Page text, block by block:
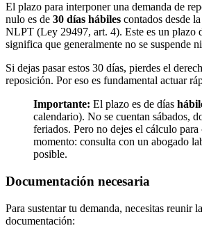
El plazo para interponer una demanda de
nulo es de 30 días hábiles contados desde
NLPT (Ley 29497, art. 4). Este es un plazo
significa que generalmente no se suspende
Si dejas pasar estos 30 días, pierdes el
reposición. Por eso es fundamental actuar
Importante: El plazo es de días
calendario). No se cuentan sábados,
feriados. Pero no dejes el cálculo
momento: consulta con un abogado
posible.
Documentación necesaria
Para sustentar tu demanda, necesitas reunir
documentación: